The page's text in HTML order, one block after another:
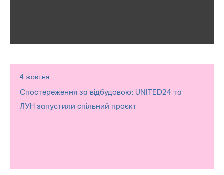
4 жовтня
Спостереження за відбудовою: UNITED24 та
ЛУН запустили спільний проєкт